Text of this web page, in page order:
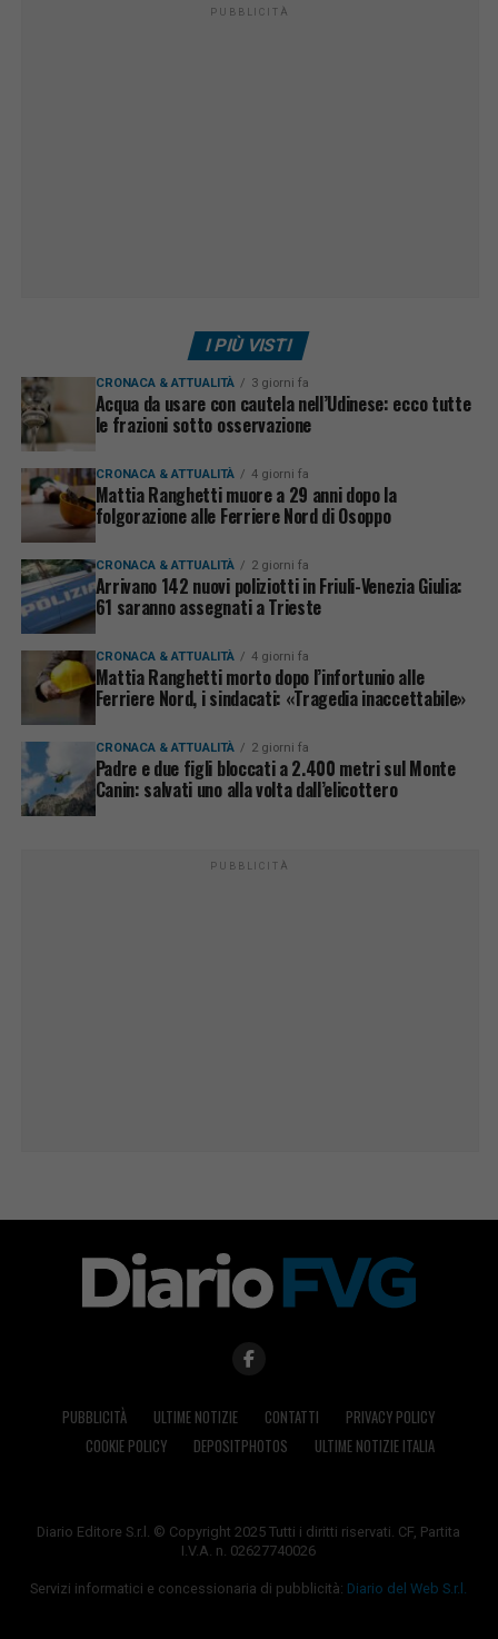
PUBBLICITÀ
I PIÙ VISTI
CRONACA & ATTUALITÀ 3 giorni fa
Acqua da usare con cautela nell’Udinese: ecco tutte
le frazioni sotto osservazione
CRONACA & ATTUALITÀ 4 giorni fa
Mattia Ranghetti muore a 29 anni dopo la
folgorazione alle Ferriere Nord di Osoppo
CRONACA & ATTUALITÀ 2 giorni fa
Arrivano 142 nuovi poliziotti in Friuli-Venezia Giulia:
61 saranno assegnati a Trieste
CRONACA & ATTUALITÀ 4 giorni fa
Mattia Ranghetti morto dopo l’infortunio alle
Ferriere Nord, i sindacati: «Tragedia inaccettabile»
CRONACA & ATTUALITÀ 2 giorni fa
Padre e due figli bloccati a 2.400 metri sul Monte
Canin: salvati uno alla volta dall’elicottero
PUBBLICITÀ
PUBBLICITÀ ULTIME NOTIZIE CONTATTI
PRIVACY POLICY
COOKIE POLICY
DEPOSITPHOTOS ULTIME NOTIZIE ITALIA
Diario Editore S.r.l. © Copyright 2025 Tutti i diritti riservati. CF, Partita
I.V.A. n. 02627740026
Servizi informatici e concessionaria di pubblicità: Diario del Web S.r.l.